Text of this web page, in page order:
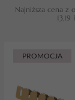
Najniższa cena z
13,19
PROMOCJA